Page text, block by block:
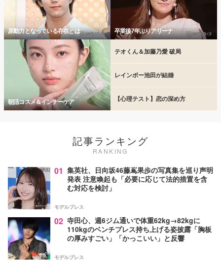
原動力となっている存在とは 卒業後7年ぶりアリーナ
朝活コスメ＆インナーケア
テオくん＆加藤乃愛 破局
レインボー池田が結婚
【心理テスト】恋の深め方
記事ランキング
RANKING
01 集英社、日向坂46藤嶌果歩の写真集を巡り声明
発表 注意喚起も「必要に応じて法的措置を含
む対応を検討」
モデルプレス
02 寺田心、週6ジム通いで体重62kg→82kgに
110kgのベンチプレス持ち上げる姿披露「胸板
の厚みすごい」「かっこいい」と反響
モデルプレス